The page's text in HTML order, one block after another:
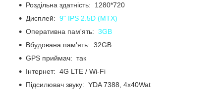
Роздільна здатність: 1280*720
Дисплей: 9" IPS 2.5D (MTX)
Оперативна пам'ять: 3GB
Вбудована пам'ять: 32GB
GPS приймач: так
Інтернет: 4G LTE / Wi-Fi
Підсилювач звуку: YDA 7388, 4x40Wat